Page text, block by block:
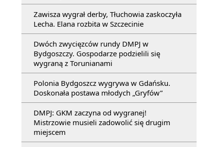
Zawisza wygrał derby, Tłuchowia zaskoczyła
Lecha. Elana rozbita w Szczecinie
Dwóch zwycięzców rundy DMPJ w
Bydgoszczy. Gospodarze podzielili się
wygraną z Torunianami
Polonia Bydgoszcz wygrywa w Gdańsku.
Doskonała postawa młodych „Gryfów”
DMPJ: GKM zaczyna od wygranej!
Mistrzowie musieli zadowolić się drugim
miejscem